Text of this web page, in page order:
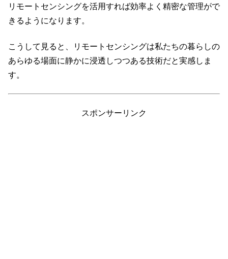
リモートセンシングを活用すれば効率よく精密な管理がで
きるようになります。
こうして見ると、リモートセンシングは私たちの暮らしの
あらゆる場面に静かに浸透しつつある技術だと実感しま
す。
スポンサーリンク